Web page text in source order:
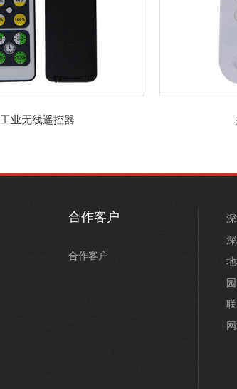
工业无线遥控器
合作客户
合作客户